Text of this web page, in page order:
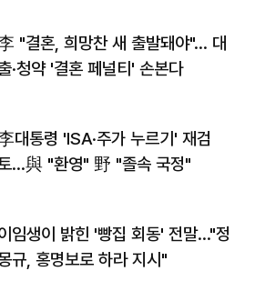
"결혼, 희망찬 새 출발돼야"… 대
·청약 '결혼 페널티' 손본다
대통령 'ISA·주가 누르기' 재검
…與 "환영" 野 "졸속 국정"
임생이 밝힌 '빵집 회동' 전말…"정
규, 홍명보로 하라 지시"